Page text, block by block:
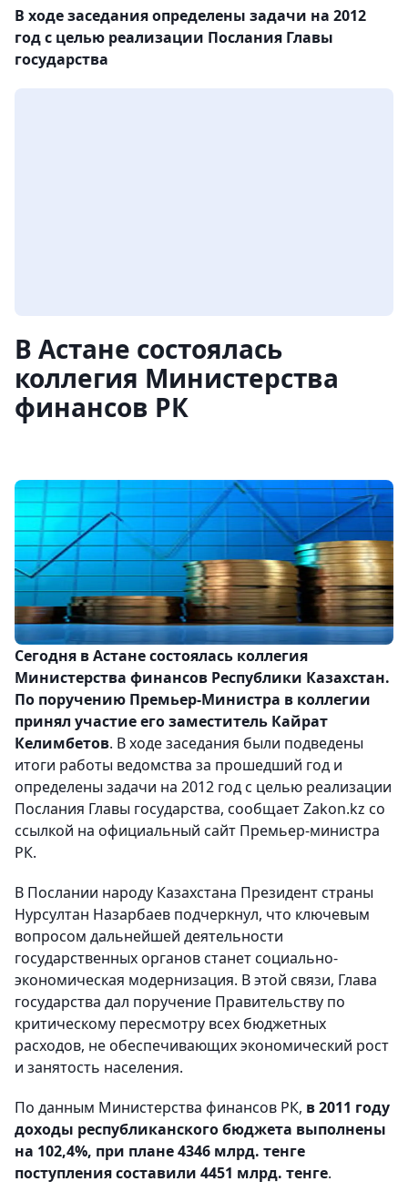
В ходе заседания определены задачи на 2012
год с целью реализации Послания Главы
государства
В Астане состоялась
коллегия Министерства
финансов РК
Сегодня в Астане состоялась коллегия
Министерства финансов Республики Казахстан.
По поручению Премьер-Министра в коллегии
принял участие его заместитель Кайрат
Келимбетов. В ходе заседания были подведены
итоги работы ведомства за прошедший год и
определены задачи на 2012 год с целью реализации
Послания Главы государства, сообщает Zakon.kz со
ссылкой на официальный сайт Премьер-министра
РК.
В Послании народу Казахстана Президент страны
Нурсултан Назарбаев подчеркнул, что ключевым
вопросом дальнейшей деятельности
государственных органов станет социально-
экономическая модернизация. В этой связи, Глава
государства дал поручение Правительству по
критическому пересмотру всех бюджетных
расходов, не обеспечивающих экономический рост
и занятость населения.
По данным Министерства финансов РК, в 2011 году
доходы республиканского бюджета выполнены
на 102,4%, при плане 4346 млрд. тенге
поступления составили 4451 млрд. тенге.